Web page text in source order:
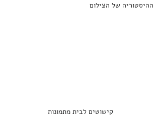
ההיסטוריה של הצילום
קישוטים לבית מתמונות